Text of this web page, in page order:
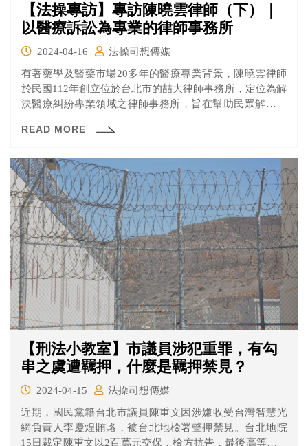
【法操專訪】專訪陳曉雲律師（下）｜
以醫療訴訟為專業的律師事務所
2024-04-16
法操司想傳媒
有著藥學及醫藥市場20多年的醫療專業背景，陳曉雲律師
於民國112年創立位於台北市的喆大律師事務所，定位為解
決醫療糾紛專業領域之律師事務所，旨在幫助民眾解決醫
READ MORE
【刑法小教室】市議員涉犯重罪，有勾
串之虞遭羈押，什麼是羈押禁見？
2024-04-15
法操司想傳媒
近期，國民黨籍台北市議員陳重文因涉嫌收受台灣智慧光
網負責人李慶煌賄賂，被台北地檢署聲押禁見。台北地院
15日裁定陳重文以2百萬元交保，檢方抗告，最後高等法院